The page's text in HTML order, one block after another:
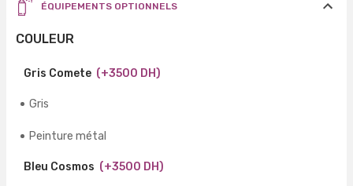
ÉQUIPEMENTS OPTIONNELS
COULEUR
Gris Comete (+3500 DH)
Gris
Peinture métal
Bleu Cosmos (+3500 DH)